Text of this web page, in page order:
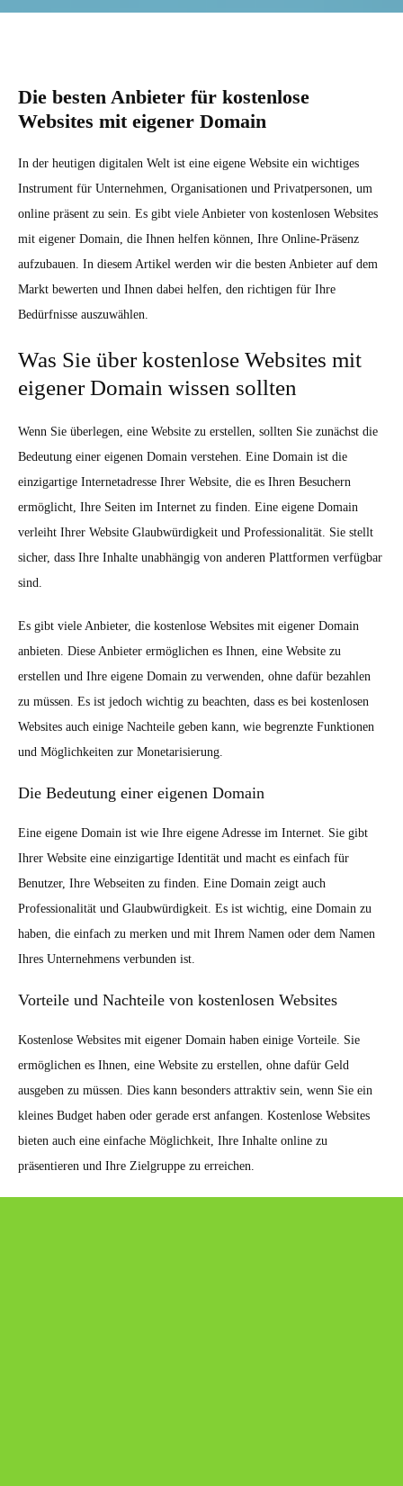
Die besten Anbieter für kostenlose
Websites mit eigener Domain
In der heutigen digitalen Welt ist eine eigene Website ein wichtiges
Instrument für Unternehmen, Organisationen und Privatpersonen, um
online präsent zu sein. Es gibt viele Anbieter von kostenlosen Websites
mit eigener Domain, die Ihnen helfen können, Ihre Online-Präsenz
aufzubauen. In diesem Artikel werden wir die besten Anbieter auf dem
Markt bewerten und Ihnen dabei helfen, den richtigen für Ihre
Bedürfnisse auszuwählen.
Was Sie über kostenlose Websites mit
eigener Domain wissen sollten
Wenn Sie überlegen, eine Website zu erstellen, sollten Sie zunächst die
Bedeutung einer eigenen Domain verstehen. Eine Domain ist die
einzigartige Internetadresse Ihrer Website, die es Ihren Besuchern
ermöglicht, Ihre Seiten im Internet zu finden. Eine eigene Domain
verleiht Ihrer Website Glaubwürdigkeit und Professionalität. Sie stellt
sicher, dass Ihre Inhalte unabhängig von anderen Plattformen verfügbar
sind.
Es gibt viele Anbieter, die kostenlose Websites mit eigener Domain
anbieten. Diese Anbieter ermöglichen es Ihnen, eine Website zu
erstellen und Ihre eigene Domain zu verwenden, ohne dafür bezahlen
zu müssen. Es ist jedoch wichtig zu beachten, dass es bei kostenlosen
Websites auch einige Nachteile geben kann, wie begrenzte Funktionen
und Möglichkeiten zur Monetarisierung.
Die Bedeutung einer eigenen Domain
Eine eigene Domain ist wie Ihre eigene Adresse im Internet. Sie gibt
Ihrer Website eine einzigartige Identität und macht es einfach für
Benutzer, Ihre Webseiten zu finden. Eine Domain zeigt auch
Professionalität und Glaubwürdigkeit. Es ist wichtig, eine Domain zu
haben, die einfach zu merken und mit Ihrem Namen oder dem Namen
Ihres Unternehmens verbunden ist.
Vorteile und Nachteile von kostenlosen Websites
Kostenlose Websites mit eigener Domain haben einige Vorteile. Sie
ermöglichen es Ihnen, eine Website zu erstellen, ohne dafür Geld
ausgeben zu müssen. Dies kann besonders attraktiv sein, wenn Sie ein
kleines Budget haben oder gerade erst anfangen. Kostenlose Websites
bieten auch eine einfache Möglichkeit, Ihre Inhalte online zu
präsentieren und Ihre Zielgruppe zu erreichen.